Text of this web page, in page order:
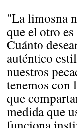
"La limosna
que el otro
Cuánto
auténtico
nuestros
tenemos con
que
medida que
funciona